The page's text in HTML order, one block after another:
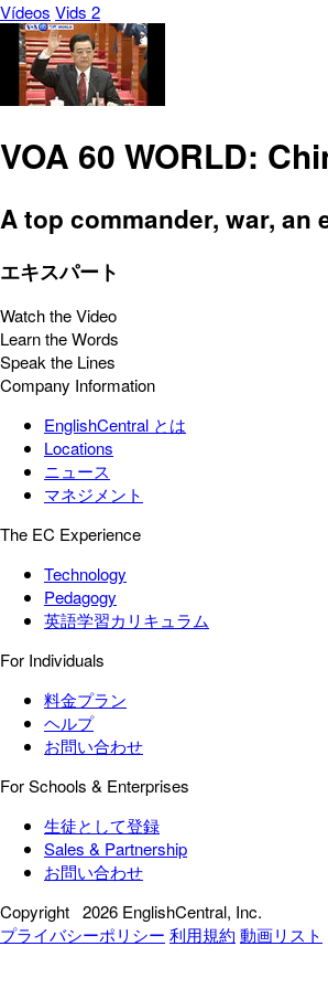
Vídeos Vids 2
VOA 60 WORLD:
A top commander, war,
エキスパート
Watch the Video
Learn the Words
Speak the Lines
Company Information
EnglishCentral とは
Locations
ニュース
マネジメント
The EC Experience
Technology
Pedagogy
英語学習カリキュラム
For Individuals
料金プラン
ヘルプ
お問い合わせ
For Schools & Enterprises
生徒として登録
Sales & Partnership
お問い合わせ
Copyright 2026 EnglishCentral, Inc.
プライバシーポリシー 利用規約 動画リスト